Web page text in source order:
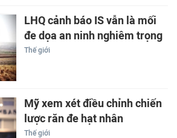
LHQ cảnh báo IS vẫn là mối
đe dọa an ninh nghiêm trọng
Thế giới
Mỹ xem xét điều chỉnh chiến
lược răn đe hạt nhân
Thế giới